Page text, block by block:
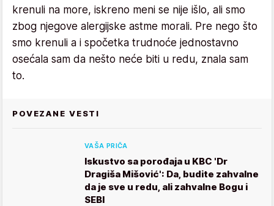
krenuli na more, iskreno meni se nije išlo, ali smo
zbog njegove alergijske astme morali. Pre nego što
smo krenuli a i spočetka trudnoće jednostavno
osećala sam da nešto neće biti u redu, znala sam
to.
POVEZANE VESTI
VAŠA PRIČA
Iskustvo sa porođaja u KBC 'Dr
Dragiša Mišović': Da, budite zahvalne
da je sve u redu, ali zahvalne Bogu i
SEBI